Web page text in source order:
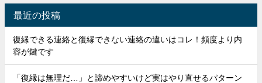
最近の投稿
復縁できる連絡と復縁できない連絡の違いはコレ！頻度より内
容が鍵です
「復縁は無理だ…」と諦めやすいけど実はやり直せるパターン